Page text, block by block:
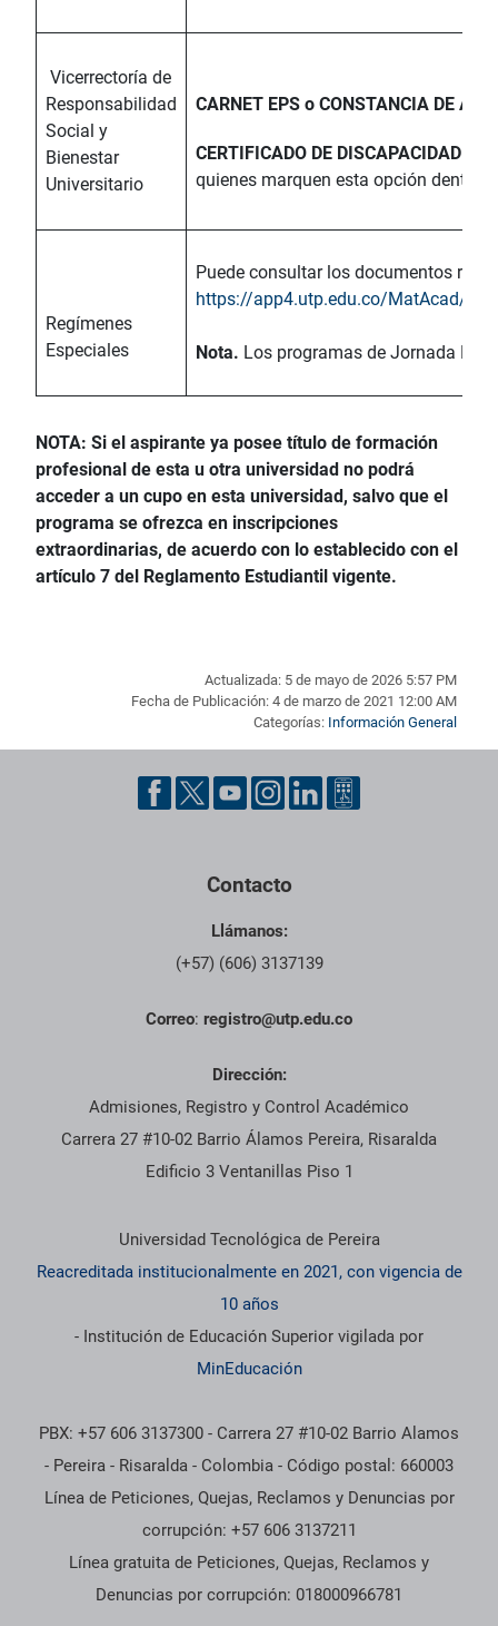
Vicerrectoría de
Responsabilidad
Social y
Bienestar
Universitario
CARNET EPS o CONSTANCIA DE
CERTIFICADO DE DISCAPACIDAD
quienes marquen esta opción dentro
Regímenes
Especiales
Puede consultar los documentos
https://app4.utp.edu.co/MatAcad/
Nota. Los programas de Jornada
NOTA: Si el aspirante ya posee título de formación
profesional de esta u otra universidad no podrá
acceder a un cupo en esta universidad, salvo que el
programa se ofrezca en inscripciones
extraordinarias, de acuerdo con lo establecido con el
artículo 7 del Reglamento Estudiantil vigente.
Actualizada: 5 de mayo de 2026 5:57 PM
Fecha de Publicación: 4 de marzo de 2021 12:00 AM
Categorías: Información General
Pie de página con información de contacto, redes sociales y
Contacto
Llámanos:
(+57) (606) 3137139
Correo: registro@utp.edu.co
Dirección:
Admisiones, Registro y Control Académico
Carrera 27 #10-02 Barrio Álamos Pereira, Risaralda
Edificio 3 Ventanillas Piso 1
Información institucional
Universidad Tecnológica de Pereira
Reacreditada institucionalmente en 2021, con vigencia de
10 años
- Institución de Educación Superior vigilada por
MinEducación
PBX: +57 606 3137300 - Carrera 27 #10-02 Barrio Alamos
- Pereira - Risaralda - Colombia - Código postal: 660003
Línea de Peticiones, Quejas, Reclamos y Denuncias por
corrupción: +57 606 3137211
Línea gratuita de Peticiones, Quejas, Reclamos y
Denuncias por corrupción: 018000966781